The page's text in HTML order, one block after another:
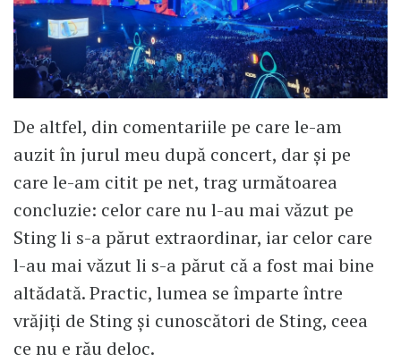
De altfel, din comentariile pe care le-am
auzit în jurul meu după concert, dar și pe
care le-am citit pe net, trag următoarea
concluzie: celor care nu l-au mai văzut pe
Sting li s-a părut extraordinar, iar celor care
l-au mai văzut li s-a părut că a fost mai bine
altădată. Practic, lumea se împarte între
vrăjiți de Sting și cunoscători de Sting, ceea
ce nu e rău deloc.